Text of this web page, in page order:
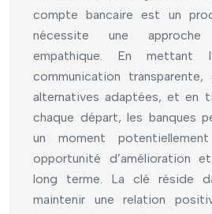
compte bancaire est un
nécessite une
empathique. En mettant
communication
alternatives adaptées, et en
chaque départ, les banques
un moment
opportunité d’amélioration
long terme. La clé réside
maintenir une relation